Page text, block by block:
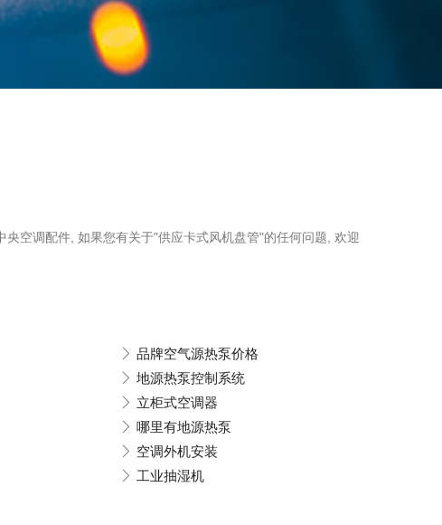
空调配件, 如果您有关于"供应卡式风机盘管"的任何问题, 欢迎
品牌空气源热泵价格
地源热泵控制系统
立柜式空调器
哪里有地源热泵
空调外机安装
工业抽湿机